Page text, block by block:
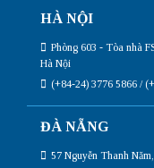
HÀ NỘI
Phòng 603 - Tòa nhà
Hà Nội
(+84-24) 3776 5866 /
ĐÀ NẴNG
57 Nguyễn Thanh